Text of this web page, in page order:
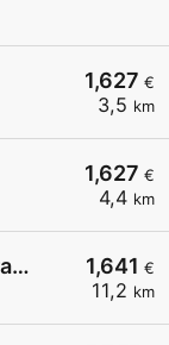
1,627 €
3,5 km
1,627 €
4,4 km
1,641 €
11,2 km
AVANTI - Klagenfurt St.Veiter Straße 258